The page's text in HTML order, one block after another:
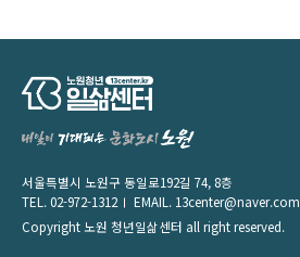
서울특별시 노원구 동일로192길 74, 8층
TEL.02-972-1312 EMAIL. 13center@naver.com
Copyright 노원 청년일삶센터 all right reserved.